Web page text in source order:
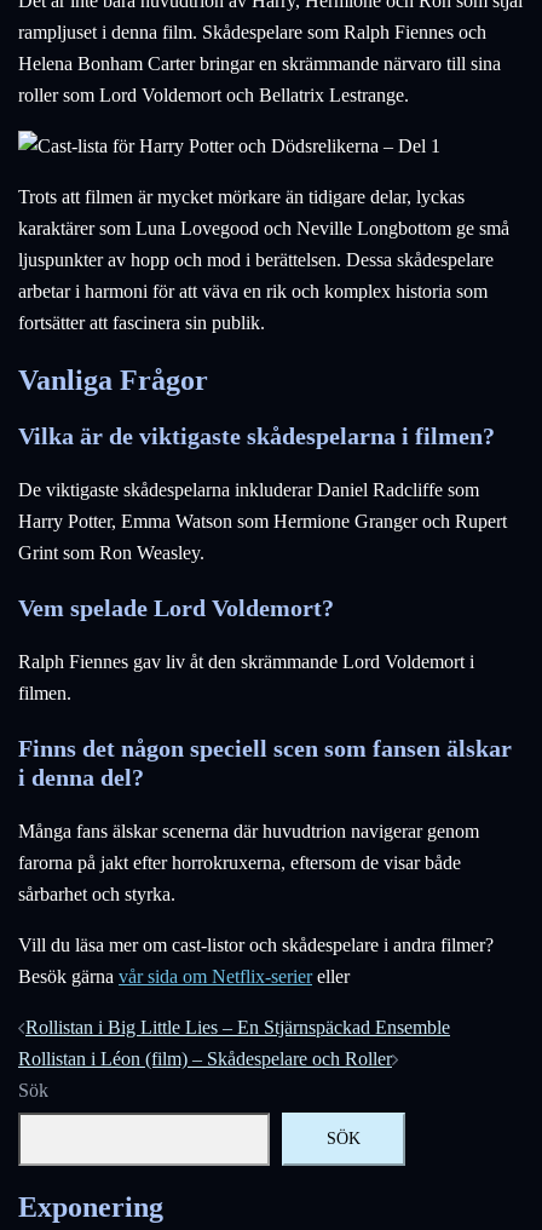
rampljuset i denna film. Skådespelare som Ralph Fiennes och
Helena Bonham Carter bringar en skrämmande närvaro till sina
roller som Lord Voldemort och Bellatrix Lestrange.
Trots att filmen är mycket mörkare än tidigare delar, lyckas
karaktärer som Luna Lovegood och Neville Longbottom ge små
ljuspunkter av hopp och mod i berättelsen. Dessa skådespelare
arbetar i harmoni för att väva en rik och komplex historia som
fortsätter att fascinera sin publik.
Vanliga Frågor
Vilka är de viktigaste skådespelarna i filmen?
De viktigaste skådespelarna inkluderar Daniel Radcliffe som
Harry Potter, Emma Watson som Hermione Granger och Rupert
Grint som Ron Weasley.
Vem spelade Lord Voldemort?
Ralph Fiennes gav liv åt den skrämmande Lord Voldemort i
filmen.
Finns det någon speciell scen som fansen älskar
i denna del?
Många fans älskar scenerna där huvudtrion navigerar genom
farorna på jakt efter horrokruxerna, eftersom de visar både
sårbarhet och styrka.
Vill du läsa mer om cast-listor och skådespelare i andra filmer?
Besök gärna vår sida om Netflix-seriereller
Inläggsnavigering
Rollistan i Big Little Lies – En Stjärnspäckad Ensemble
Rollistan i Léon (film) – Skådespelare och Roller
Sök
SÖK
Exponering